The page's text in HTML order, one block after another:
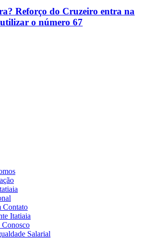
Reforço do Cruzeiro entra na
o número 67
Contato
Itatiaia
Conosco
Salarial